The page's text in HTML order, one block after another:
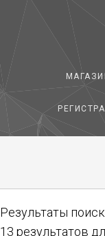
Результаты
13 результатов